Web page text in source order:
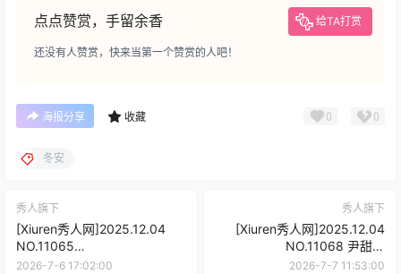
点点赞赏，手留余香 给TA打赏
还没有人赞赏，快来当第一个赞赏的人吧！
海报分享 收藏 0 0
冬安
秀人旗下
[Xiuren秀人网]2025.12.04
NO.11065
Well11[67P/745.99MB]
2026-7-6 17:02:00
秀人旗下
[Xiuren秀人网]2025.12.04
NO.11068 尹甜甜
[56P/602.69MB]
2026-7-7 11:53:00